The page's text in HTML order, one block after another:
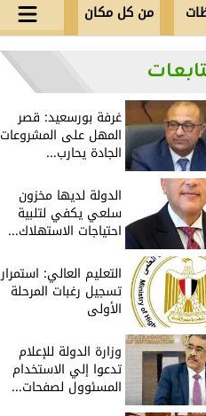
من كل مكان
غرفة بورسعيد: قصر
المهل على المشروعات
الجادة يحارب...
الدولة لديها مخزون
سلعي يكفي لتلبية
احتياجات الاستهلاك...
التعليم العالي: استمرار
تسجيل رغبات المرحلة
الأولى
وزارة الدولة للإعلام
تدعوا إلي الاستخدام
المسئوول لصفحات...